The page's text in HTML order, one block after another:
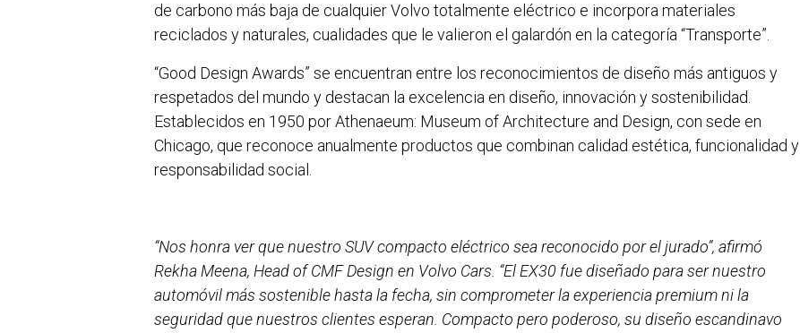
de carbono más baja de cualquier Volvo totalmente eléctrico e incorpora materiales
reciclados y naturales, cualidades que le valieron el galardón en la categoría “Transporte”.
“Good Design Awards” se encuentran entre los reconocimientos de diseño más antiguos y
respetados del mundo y destacan la excelencia en diseño, innovación y sostenibilidad.
Establecidos en 1950 por Athenaeum: Museum of Architecture and Design, con sede en
Chicago, que reconoce anualmente productos que combinan calidad estética, funcionalidad y
responsabilidad social.
“Nos honra ver que nuestro SUV compacto eléctrico sea reconocido por el jurado”, afirmó
Rekha Meena, Head of CMF Design en Volvo Cars. “El EX30 fue diseñado para ser nuestro
automóvil más sostenible hasta la fecha, sin comprometer la experiencia premium ni la
seguridad que nuestros clientes esperan. Compacto pero poderoso, su diseño escandinavo